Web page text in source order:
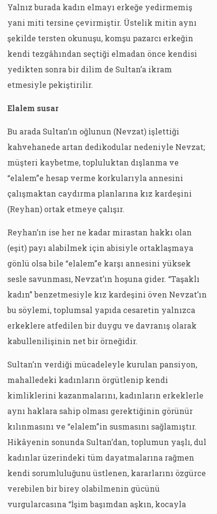
Yalnız burada kadın elmayı erkeğe yedirmemiş
yani miti tersine çevirmiştir. Üstelik mitin aynı
şekilde tersten okunuşu, komşu pazarcı erkeğin
kendi tezgâhından seçtiği elmadan önce kendisi
yedikten sonra bir dilim de Sultan’a ikram
etmesiyle pekiştirilir.
Elalem susar
Bu arada Sultan’ın oğlunun (Nevzat) işlettiği
kahvehanede artan dedikodular nedeniyle Nevzat;
müşteri kaybetme, topluluktan dışlanma ve
“elalem”e hesap verme korkularıyla annesini
çalışmaktan caydırma planlarına kız kardeşini
(Reyhan) ortak etmeye çalışır.
Reyhan’ın ise her ne kadar mirastan hakkı olan
(eşit) payı alabilmek için abisiyle ortaklaşmaya
gönlü olsa bile “elalem”e karşı annesini yüksek
sesle savunması, Nevzat’ın hoşuna gider. “Taşaklı
kadın” benzetmesiyle kız kardeşini öven Nevzat’ın
bu söylemi, toplumsal yapıda cesaretin yalnızca
erkeklere atfedilen bir duygu ve davranış olarak
kabullenilişinin net bir örneğidir.
Sultan’ın verdiği mücadeleyle kurulan pansiyon,
mahalledeki kadınların örgütlenip kendi
kimliklerini kazanmalarını, kadınların erkeklerle
aynı haklara sahip olması gerektiğinin görünür
kılınmasını ve “elalem”in susmasını sağlamıştır.
Hikâyenin sonunda Sultan’dan, toplumun yaşlı, dul
kadınlar üzerindeki tüm dayatmalarına rağmen
kendi sorumluluğunu üstlenen, kararlarını özgürce
verebilen bir birey olabilmenin gücünü
vurgularcasına “İşim başımdan aşkın, kocayla